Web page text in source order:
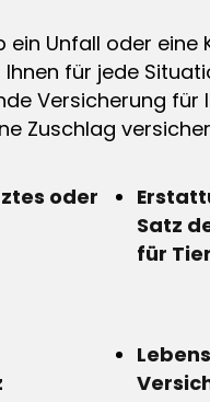
Unfall oder eine
für jede
Versicherung für
Zuschlag
oder
Satz
für